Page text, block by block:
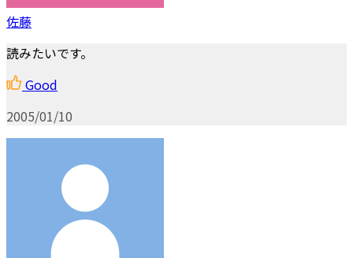
佐藤
読みたいです。
Good
2005/01/10